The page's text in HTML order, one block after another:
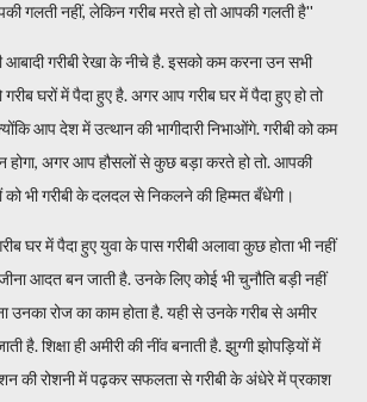
गलती नहीं, लेकिन गरीब मरते हो तो आपकी गलती है''
आबादी गरीबी रेखा के नीचे है. इसको कम करना उन सभी
गरीब घरों में पैदा हुए है. अगर आप गरीब घर में पैदा हुए हो तो
आप देश में उत्थान की भागीदारी निभाओंगे. गरीबी को कम
होगा, अगर आप हौसलों से कुछ बड़ा करते हो तो. आपकी
भी गरीबी के दलदल से निकलने की हिम्मत बँधेगी।
घर में पैदा हुए युवा के पास गरीबी अलावा कुछ होता भी नहीं
आदत बन जाती है. उनके लिए कोई भी चुनौति बड़ी नहीं
उनका रोज का काम होता है. यही से उनके गरीब से अमीर
है. शिक्षा ही अमीरी की नींव बनाती है. झुग्गी झोपड़ियों में
की रोशनी में पढ़कर सफलता से गरीबी के अंधेरे में प्रकाश